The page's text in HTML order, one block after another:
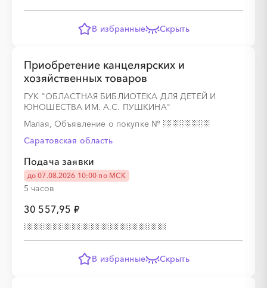
В избранные Скрыть
Приобретение канцелярских и
хозяйственных товаров
ГУК "ОБЛАСТНАЯ БИБЛИОТЕКА ДЛЯ ДЕТЕЙ И
ЮНОШЕСТВА ИМ. А.С. ПУШКИНА"
Малая, Объявление о покупке №
Саратовская область
Подача заявки
до 07.08.2026 10:00 по МСК
5 часов
30 557,95 ₽
В избранные Скрыть